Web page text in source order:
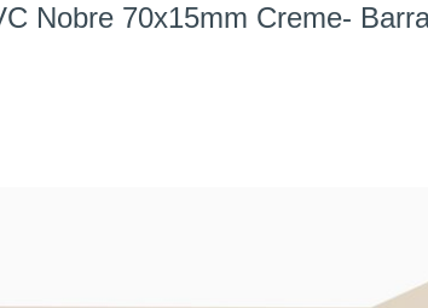
Nobre 70x15mm Creme-